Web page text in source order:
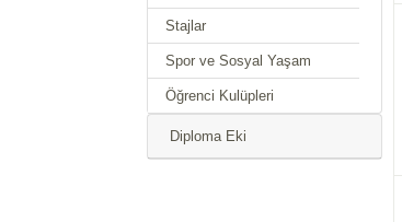
Stajlar
Spor ve Sosyal Yaşam
Öğrenci Kulüpleri
Diploma Eki